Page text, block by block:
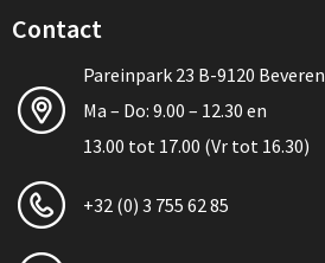
Contact
Pareinpark 23 B-9120 Beveren
Ma – Do: 9.00 – 12.30 en
13.00 tot 17.00 (Vr tot 16.30)
+32 (0) 3 755 62 85